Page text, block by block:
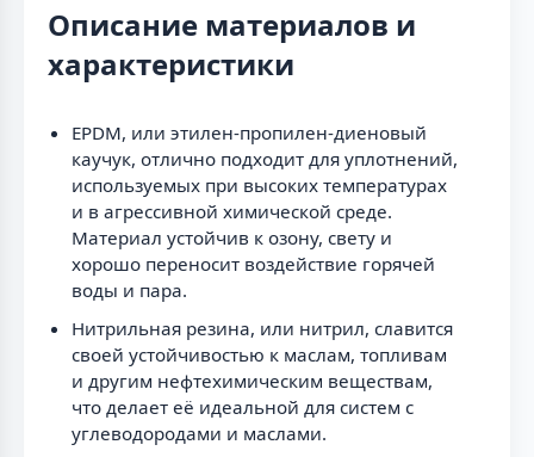
Описание материалов и
характеристики
EPDM, или этилен-пропилен-диеновый
каучук, отлично подходит для уплотнений,
используемых при высоких температурах
и в агрессивной химической среде.
Материал устойчив к озону, свету и
хорошо переносит воздействие горячей
воды и пара.
Нитрильная резина, или нитрил, славится
своей устойчивостью к маслам, топливам
и другим нефтехимическим веществам,
что делает её идеальной для систем с
углеводородами и маслами.